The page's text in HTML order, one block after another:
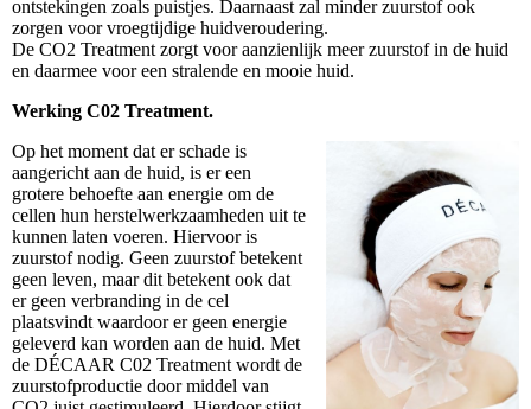
ontstekingen zoals puistjes. Daarnaast zal minder zuurstof ook
zorgen voor vroegtijdige huidveroudering.
De CO2 Treatment zorgt voor aanzienlijk meer zuurstof in de huid
en daarmee voor een stralende en mooie huid.
Werking C02 Treatment.
Op het moment dat er schade is
aangericht aan de huid, is er een
grotere behoefte aan energie om de
cellen hun herstelwerkzaamheden uit te
kunnen laten voeren. Hiervoor is
zuurstof nodig. Geen zuurstof betekent
geen leven, maar dit betekent ook dat
er geen verbranding in de cel
plaatsvindt waardoor er geen energie
geleverd kan worden aan de huid. Met
de DÉCAAR C02 Treatment wordt de
zuurstofproductie door middel van